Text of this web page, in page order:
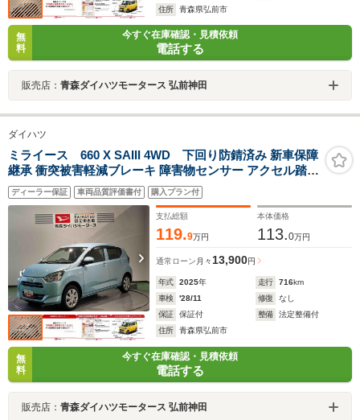
住所
青森県弘前市
無
料
今すぐ在庫確認・見積依頼
電話する
販売店： 青森ダイハツモータース 弘前神田
ダイハツ
ミライース 660 X SAIII 4WD 下回り防錆済み 新車保障
継承 衝突被害軽減ブレーキ 障害物センサー アクセル踏み
間違い防止装置
ディーラー保証 車両品質評価書付 購入プラン付
支払総額
119.9万円
本体価格
113.0万円
通常ローン 月々13,900円
年式 2025年 走行 716km
車検
'28/11 修復
なし
保証
保証付 整備
法定整備付
住所
青森県弘前市
無
料
今すぐ在庫確認・見積依頼
電話する
販売店： 青森ダイハツモータース 弘前神田